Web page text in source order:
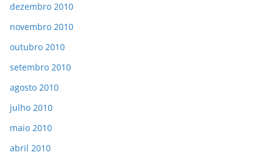
dezembro 2010
novembro 2010
outubro 2010
setembro 2010
agosto 2010
julho 2010
maio 2010
abril 2010